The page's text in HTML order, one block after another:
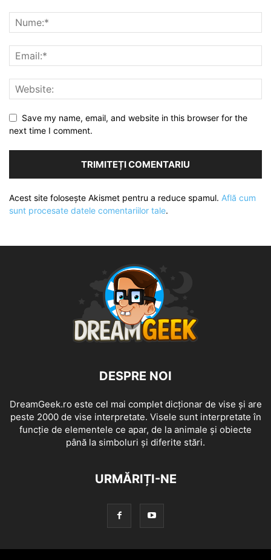
Save my name, email, and website in this browser for the
next time I comment.
Acest site folosește Akismet pentru a reduce spamul. Află cum
sunt procesate datele comentariilor tale.
DESPRE NOI
DreamGeek.ro este cel mai complet dicționar de vise și are
peste 2000 de vise interpretate. Visele sunt interpretate în
funcție de elementele ce apar, de la animale și obiecte
până la simboluri și diferite stări.
URMĂRIȚI-NE